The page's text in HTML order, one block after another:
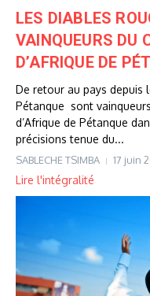
LES DIABLES
VAINQUEURS DU
D’AFRIQUE DE
De retour au pays depuis
Pétanque sont
d’Afrique de Pétanque
précisions tenue du...
SABLECHE TSIMBA 17 juin
Lire l'intégralité